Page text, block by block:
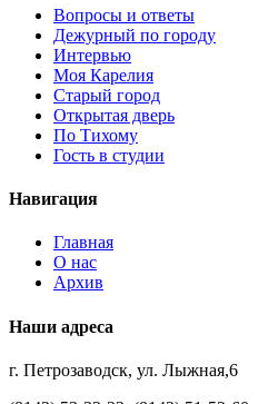
Вопросы и ответы
Дежурный по городу
Интервью
Моя Карелия
Старый город
Открытая дверь
По Тихому
Гость в студии
Навигация
Главная
О нас
Архив
Наши адреса
г. Петрозаводск, ул. Лыжная,6